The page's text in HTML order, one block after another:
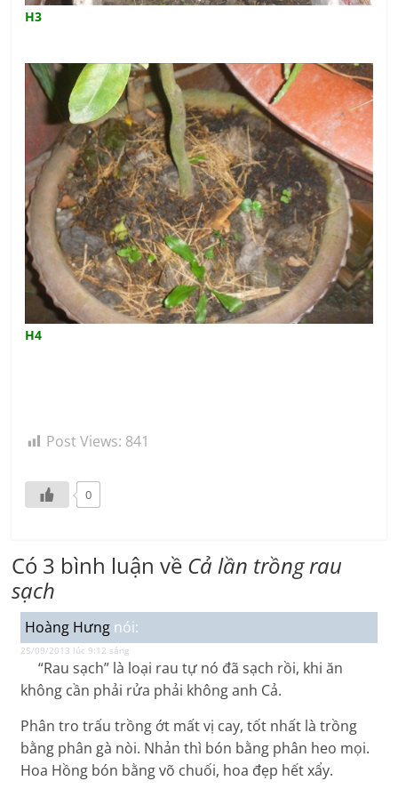
H3
H4
Post Views: 841
0
Có 3 bình luận về Cả lần trồng rau
sạch
Hoàng Hưng nói:
25/09/2013 lúc 9:12 sáng
“Rau sạch” là loại rau tự nó đã sạch rồi, khi ăn
không cần phải rửa phải không anh Cả.
Phân tro trấu trồng ớt mất vị cay, tốt nhất là trồng
bằng phân gà nòi. Nhản thì bón bằng phân heo mọi.
Hoa Hồng bón bằng võ chuối, hoa đẹp hết xẩy.